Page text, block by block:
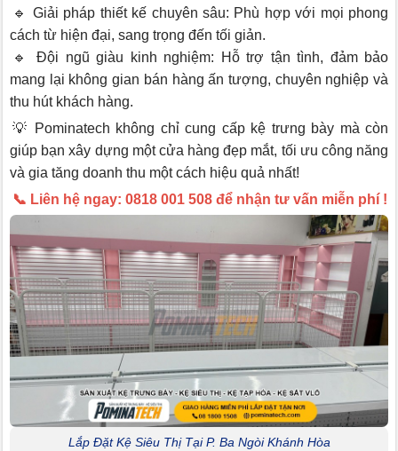
🔹 Giải pháp thiết kế chuyên sâu: Phù hợp với mọi phong
cách từ hiện đại, sang trọng đến tối giản.
🔹 Đội ngũ giàu kinh nghiệm: Hỗ trợ tận tình, đảm bảo
mang lại không gian bán hàng ấn tượng, chuyên nghiệp và
thu hút khách hàng.
💡 Pominatech không chỉ cung cấp kệ trưng bày mà còn
giúp bạn xây dựng một cửa hàng đẹp mắt, tối ưu công năng
và gia tăng doanh thu một cách hiệu quả nhất!
📞 Liên hệ ngay: 0818 001 508 để nhận tư vấn miễn phí !
Lắp Đặt Kệ Siêu Thị Tại P. Ba Ngòi Khánh Hòa